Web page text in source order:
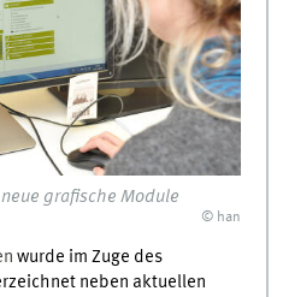
grafische Module
© han
wurde im Zuge des
neben aktuellen